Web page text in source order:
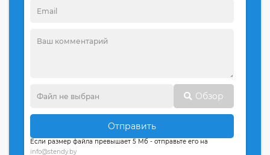
Обзор
Отправить
Если размер файла превышает 5 Мб - отправьте его на
info@stendy.by